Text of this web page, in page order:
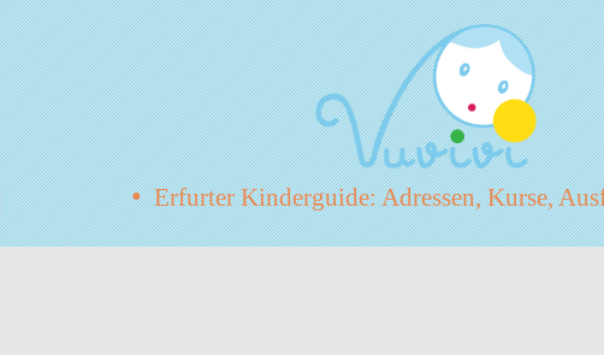
•Erfurter Kinderguide: Adressen, Kurse,